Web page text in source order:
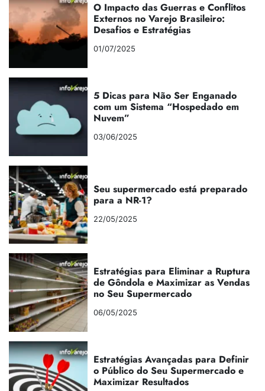
O Impacto das Guerras e Conflitos
Externos no Varejo Brasileiro:
Desafios e Estratégias
01/07/2025
5 Dicas para Não Ser Enganado
com um Sistema “Hospedado em
Nuvem”
03/06/2025
Seu supermercado está preparado
para a NR-1?
22/05/2025
Estratégias para Eliminar a Ruptura
de Gôndola e Maximizar as Vendas
no Seu Supermercado
06/05/2025
Estratégias Avançadas para Definir
o Público do Seu Supermercado e
Maximizar Resultados